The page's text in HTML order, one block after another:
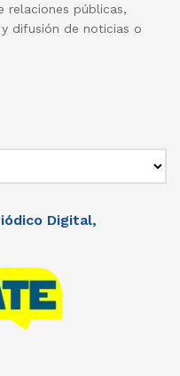
relaciones públicas,
difusión de noticias o
Digital,